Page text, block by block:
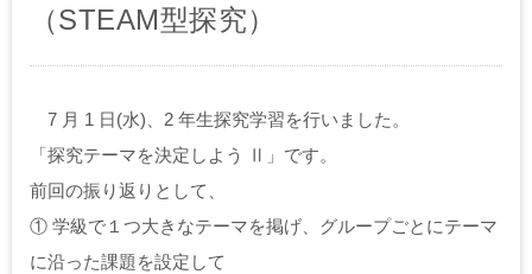
（STEAM型探究）
7 月 1 日(水)、2 年生探究学習を行いました。
「探究テーマを決定しよう Ⅱ」です。
前回の振り返りとして、
① 学級で１つ大きなテーマを掲げ、グループごとにテーマ
に沿った課題を設定して